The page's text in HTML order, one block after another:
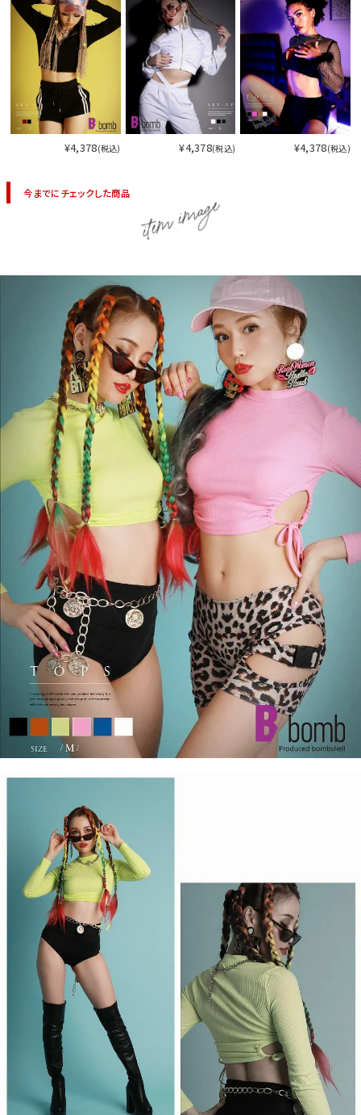
¥4,378(税込) ¥4,378(税込) ¥4,378(税込)
今までにチェックした商品 item image